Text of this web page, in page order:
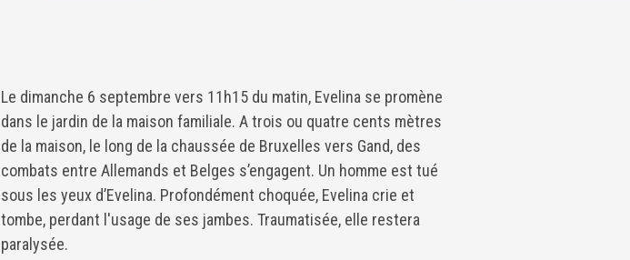
Le dimanche 6 septembre vers 11h15 du matin, Evelina se promène
dans le jardin de la maison familiale. A trois ou quatre cents mètres
de la maison, le long de la chaussée de Bruxelles vers Gand, des
combats entre Allemands et Belges s’engagent. Un homme est tué
sous les yeux d’Evelina. Profondément choquée, Evelina crie et
tombe, perdant l'usage de ses jambes. Traumatisée, elle restera
paralysée.